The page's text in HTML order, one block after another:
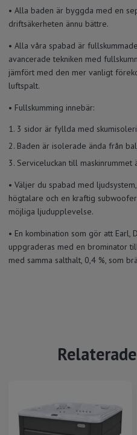
• Alla baden är byggda med en
driftsäkerheten ännu bättre.
• Alla våra spabad är
avancerade tekniken med
jämfört med den mer vanligt
luftspalt.
• Fullskumming innebär:
3 sidor är fyllda med
Baden är isolerade ända från
Serviceluckan till maskinrummet
• Väljer du spabad med
högtalare och en kraftig
möjliga ljudupplevelse.
• En kombination som gör att Earl,
uppgraderas med en brominator
med samma salthalt, 0,4 %, som